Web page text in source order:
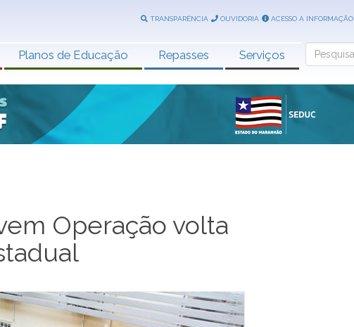
TRANSPARÊNCIA OUVIDORIA ACESSO A INFORMAÇÃO
Planos de Educação Repasses Serviços Search
Operação volta